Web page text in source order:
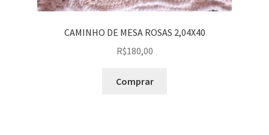
CAMINHO DE MESA ROSAS 2,04X40
R$180,00
Comprar